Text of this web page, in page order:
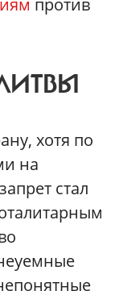
против
хотя по
на
стал